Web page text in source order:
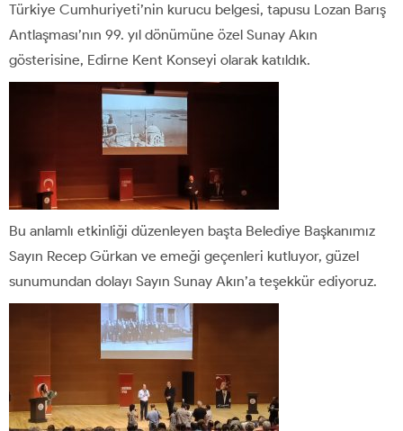
Türkiye Cumhuriyeti’nin kurucu belgesi, tapusu Lozan Barış
Antlaşması’nın 99. yıl dönümüne özel Sunay Akın
gösterisine, Edirne Kent Konseyi olarak katıldık.
Bu anlamlı etkinliği düzenleyen başta Belediye Başkanımız
Sayın Recep Gürkan ve emeği geçenleri kutluyor, güzel
sunumundan dolayı Sayın Sunay Akın’a teşekkür ediyoruz.